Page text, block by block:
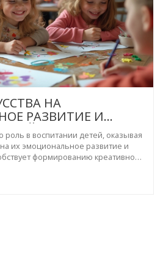
НА
РАЗВИТИЕ И
роль в воспитании детей, оказывая
их эмоциональное развитие и
формированию креативного
дети учатся выражать